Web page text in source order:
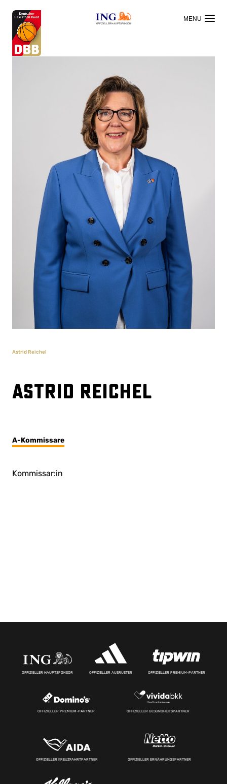
OFFIZIELLER HAUPTSPONSOR
Astrid Reichel
Astrid Reichel
A-Kommissare
Kommissar:in
OFFIZIELLER HAUPTSPONSOR OFFIZIELLER AUSRÜSTER OFFIZIELLER PREMIUM-PARTNER
OFFIZIELLER PREMIUM-PARTNER OFFIZIELLER GESUNDHEITSPARTNER
OFFIZIELLER KREUZFAHRTPARTNER OFFIZIELLER ERNÄHRUNGSPARTNER